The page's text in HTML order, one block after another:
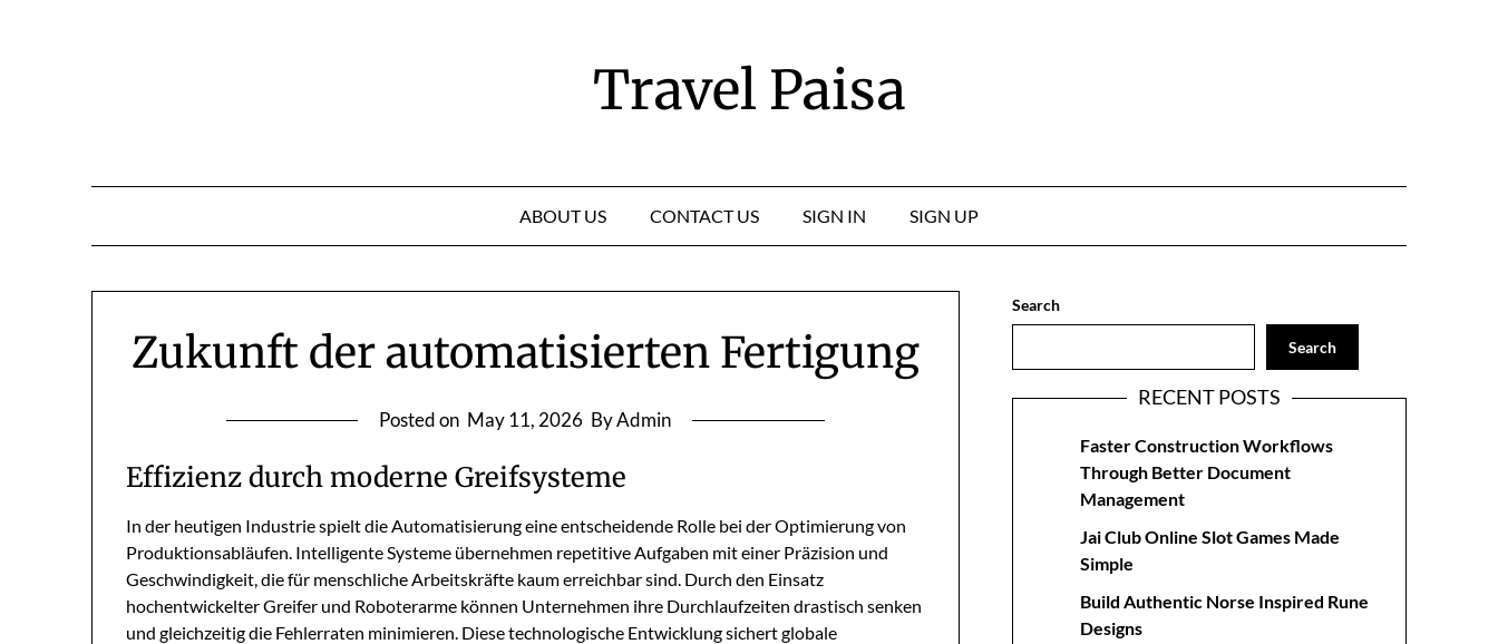
Travel Paisa
ABOUT US CONTACT US SIGN IN SIGN UP
Zukunft der automatisierten Fertigung
Posted on May 11, 2026 By Admin
Effizienz durch moderne Greifsysteme
In der heutigen Industrie spielt die Automatisierung eine entscheidende Rolle bei der Optimierung von
Produktionsabläufen. Intelligente Systeme übernehmen repetitive Aufgaben mit einer Präzision und
Geschwindigkeit, die für menschliche Arbeitskräfte kaum erreichbar sind. Durch den Einsatz
hochentwickelter Greifer und Roboterarme können Unternehmen ihre Durchlaufzeiten drastisch senken
und gleichzeitig die Fehlerraten minimieren. Diese technologische Entwicklung sichert globale
Search
Search
RECENT POSTS
Faster Construction Workflows
Through Better Document
Management
Jai Club Online Slot Games Made
Simple
Build Authentic Norse Inspired Rune
Designs